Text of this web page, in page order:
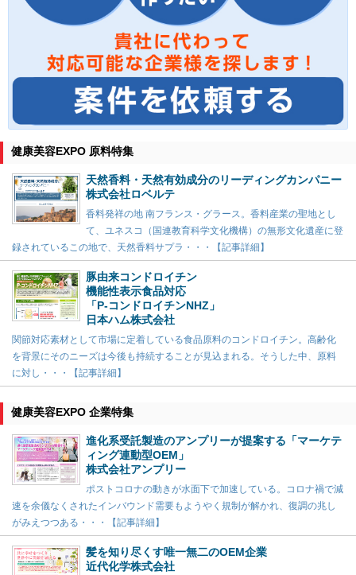
健康美容EXPO 原料特集
天然香料・天然有効成分のリーディングカンパニー
株式会社ロベルテ
香料発祥の地 南フランス・グラース。香料産業の聖地とし
て、ユネスコ（国連教育科学文化機構）の無形文化遺産に登
録されているこの地で、天然香料サプラ・・・【記事詳細】
豚由来コンドロイチン
機能性表示食品対応
「P-コンドロイチンNHZ」
日本ハム株式会社
関節対応素材として市場に定着している食品原料のコンドロイチン。高齢化
を背景にそのニーズは今後も持続することが見込まれる。そうした中、原料
に対し・・・【記事詳細】
健康美容EXPO 企業特集
進化系受託製造のアンプリーが提案する「マーケテ
ィング連動型OEM」
株式会社アンプリー
ポストコロナの動きが水面下で加速している。コロナ禍で減
速を余儀なくされたインバウンド需要もようやく規制が解かれ、復調の兆し
がみえつつある・・・【記事詳細】
髪を知り尽くす唯一無二のOEM企業
近代化学株式会社